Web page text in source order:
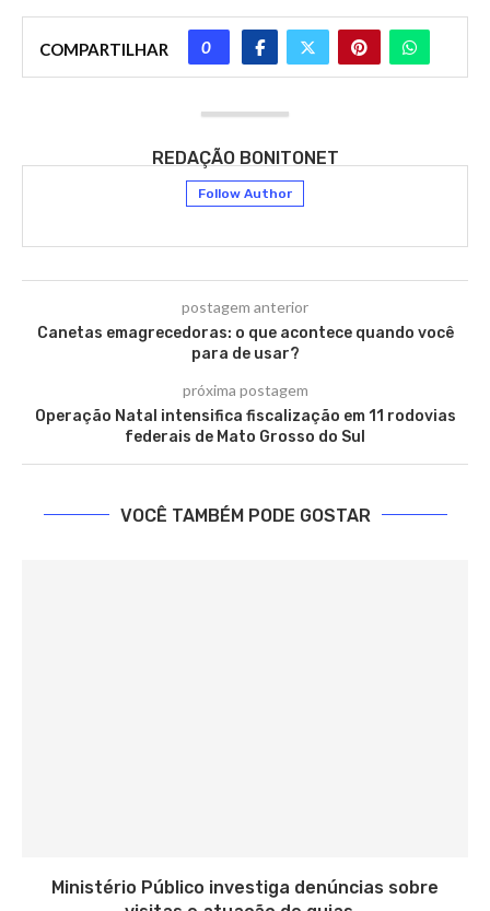
COMPARTILHAR 0
REDAÇÃO BONITONET
Follow Author
postagem anterior
Canetas emagrecedoras: o que acontece quando você
para de usar?
próxima postagem
Operação Natal intensifica fiscalização em 11 rodovias
federais de Mato Grosso do Sul
VOCÊ TAMBÉM PODE GOSTAR
Ministério Público investiga denúncias sobre